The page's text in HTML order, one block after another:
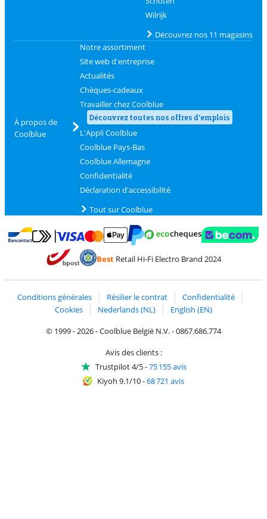
Wilrijk
Découvrez nos 11 magasins
À propos de
Coolblue
Notre assortiment
Site web d'entreprise
Actualités
Chèques-cadeaux
Travailler chez Coolblue
Découvrez toutes nos offres d'emplois
L'Appli Coolblue
Coolblue Pays-Bas
Coolblue Allemagne
Confidentialité
Déclaration d'accessibilité
Tout sur Coolblue
Payer avec Bancontact
Payer avec MasterCard et Visa via ClickToPay
Payer avec PayPal
BestRetail Hi-Fi Electro Brand 2024
Conditions générales Résilier le contrat
Confidentialité
Cookies
Nederlands (NL)
English (EN)
© 1999 - 2026 - Coolblue België N.V. - 0867.686.774
Avis des clients :
Trustpilot 4/5-75 155 avis
Kiyoh 9.1/10-68 721 avis